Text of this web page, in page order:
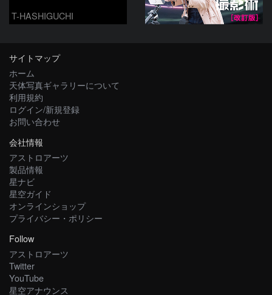
T-HASHIGUCHI
サイトマップ
ホーム
天体写真ギャラリーについて
利用規約
ログイン/新規登録
お問い合わせ
会社情報
アストロアーツ
製品情報
星ナビ
星空ガイド
オンラインショップ
プライバシー・ポリシー
Follow
アストロアーツ
Twitter
YouTube
星空アナウンス